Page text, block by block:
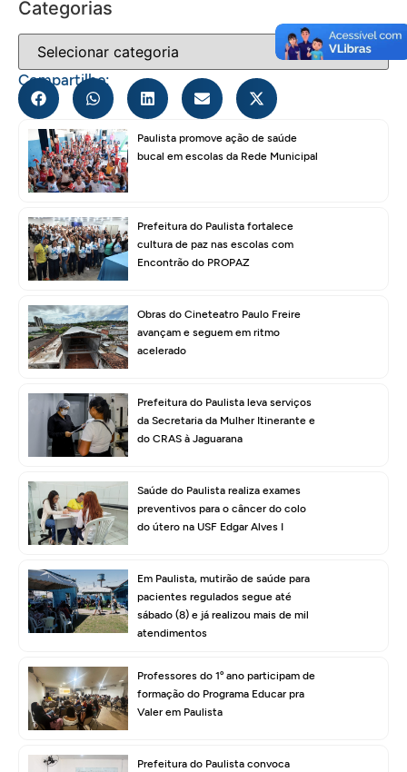
Categorias
Compartilhe:
Paulista promove ação de saúde
bucal em escolas da Rede Municipal
Prefeitura do Paulista fortalece
cultura de paz nas escolas com
Encontrão do PROPAZ
Obras do Cineteatro Paulo Freire
avançam e seguem em ritmo
acelerado
Prefeitura do Paulista leva serviços
da Secretaria da Mulher Itinerante e
do CRAS à Jaguarana
Saúde do Paulista realiza exames
preventivos para o câncer do colo
do útero na USF Edgar Alves I
Em Paulista, mutirão de saúde para
pacientes regulados segue até
sábado (8) e já realizou mais de mil
atendimentos
Professores do 1º ano participam de
formação do Programa Educar pra
Valer em Paulista
Prefeitura do Paulista convoca